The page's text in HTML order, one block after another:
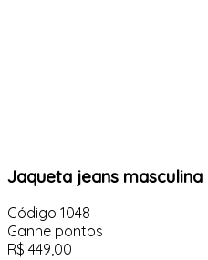
Jaqueta jeans
Código 1048
Ganhe pontos
R$ 449,00